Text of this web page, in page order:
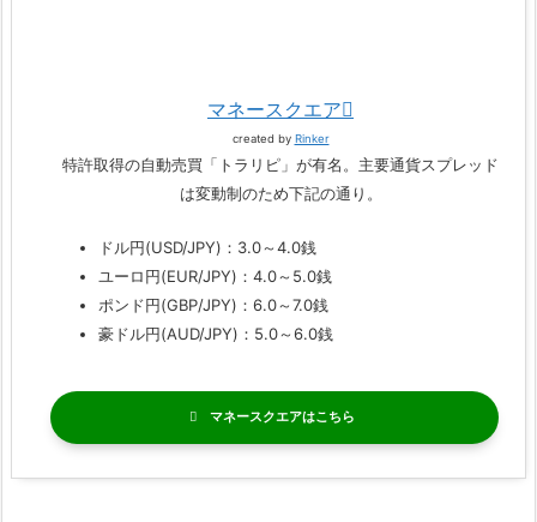
マネースクエア
created by Rinker
特許取得の自動売買「トラリピ」が有名。主要通貨スプレッド
は変動制のため下記の通り。
ドル円(USD/JPY)：3.0～4.0銭
ユーロ円(EUR/JPY)：4.0～5.0銭
ポンド円(GBP/JPY)：6.0～7.0銭
豪ドル円(AUD/JPY)：5.0～6.0銭
マネースクエア